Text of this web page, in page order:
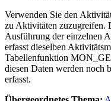
Verwenden Sie den
zu Aktivitäten zuzugreifen.
Ausführung der einzelnen
erfasst dieselben
Tabellenfunktion
diesen Daten werden noch
erfasst.